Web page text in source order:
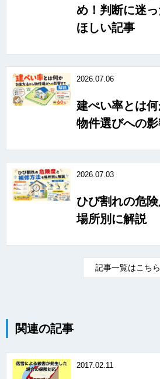
め！判断に迷
ほしい記事
2026.07.06
建ぺい率とは
物件選びへの
2026.07.03
ひび割れの危
場所別に解説
記事一覧はこちら
関連の記事
2017.02.11